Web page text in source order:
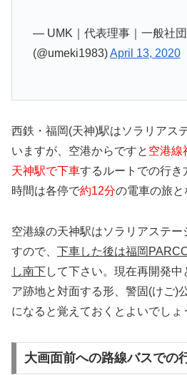
— UMK｜代表理事｜一般社
(@umeki1983)April 13, 2020
西鉄・福岡(天神)駅はソラリアス
いますが、空港からですと 空港線
天神駅で下車するルートでの行き
時間は各停で約12分の電車の旅と
空港線の天神駅はソラリアステー
すので、 下車した後は福岡
し南下して下さい。現在再開発
ア跡地と対面する形、警固(けご)
になると覚えておくとよいでしょ
大画面前への路線バスでの